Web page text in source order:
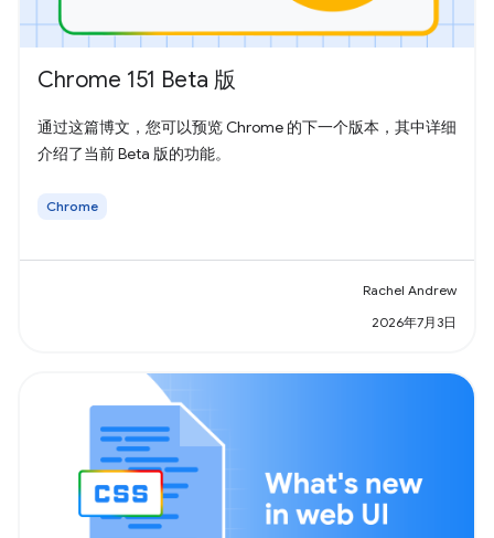
Chrome 151 Beta 版
通过这篇博文，您可以预览 Chrome 的下一个版本，其中详细
介绍了当前 Beta 版的功能。
Chrome
Rachel Andrew
2026年7月3日